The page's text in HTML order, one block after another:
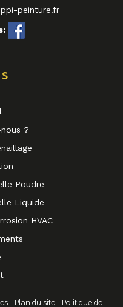
peinture.fr
?
Poudre
Liquide
HVAC
- Plan du site- Politique de